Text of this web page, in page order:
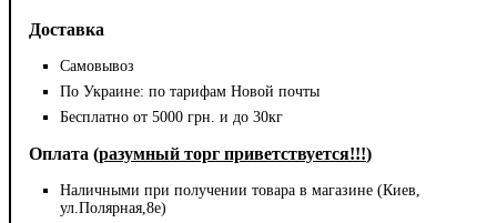
Доставка
Самовывоз
По Украине: по тарифам Новой почты
Бесплатно от 5000 грн. и до 30кг
Оплата (разумный торг приветствуется!!!)
Наличными при получении товара в магазине (Киев,
ул.Полярная,8е)